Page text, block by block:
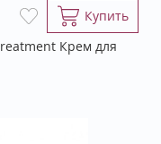
Купить
Крем для